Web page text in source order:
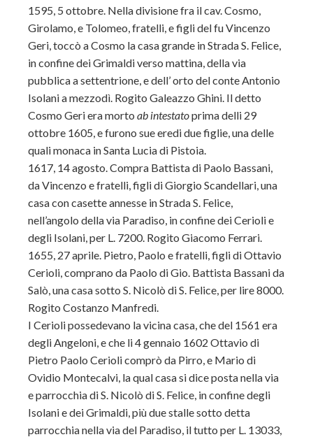
1595, 5 ottobre. Nella divisione fra il cav. Cosmo,
Girolamo, e Tolomeo, fratelli, e figli del fu Vincenzo
Geri, toccò a Cosmo la casa grande in Strada S. Felice,
in confine dei Grimaldi verso mattina, della via
pubblica a settentrione, e dell’ orto del conte Antonio
Isolani a mezzodì. Rogito Galeazzo Ghini. Il detto
Cosmo Geri era morto ab intestatoprima delli 29
ottobre 1605, e furono sue eredi due figlie, una delle
quali monaca in Santa Lucia di Pistoia.
1617, 14 agosto. Compra Battista di Paolo Bassani,
da Vincenzo e fratelli, figli di Giorgio Scandellari, una
casa con casette annesse in Strada S. Felice,
nell’angolo della via Paradiso, in confine dei Cerioli e
degli Isolani, per L. 7200. Rogito Giacomo Ferrari.
1655, 27 aprile. Pietro, Paolo e fratelli, figli di Ottavio
Cerioli, comprano da Paolo di Gio. Battista Bassani da
Salò, una casa sotto S. Nicolò di S. Felice, per lire 8000.
Rogito Costanzo Manfredi.
I Cerioli possedevano la vicina casa, che del 1561 era
degli Angeloni, e che li 4 gennaio 1602 Ottavio di
Pietro Paolo Cerioli comprò da Pirro, e Mario di
Ovidio Montecalvi, la qual casa si dice posta nella via
e parrocchia di S. Nicolò di S. Felice, in confine degli
Isolani e dei Grimaldi, più due stalle sotto detta
parrocchia nella via del Paradiso, il tutto per L. 13033,